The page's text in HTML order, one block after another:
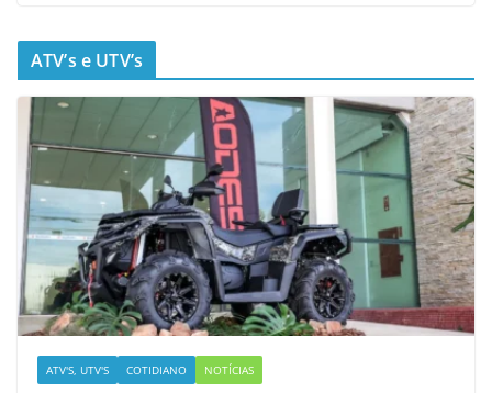
ATV’s e UTV’s
ATV'S, UTV'S COTIDIANO NOTÍCIAS